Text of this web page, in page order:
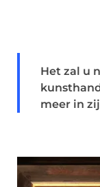
Het zal u
meer in